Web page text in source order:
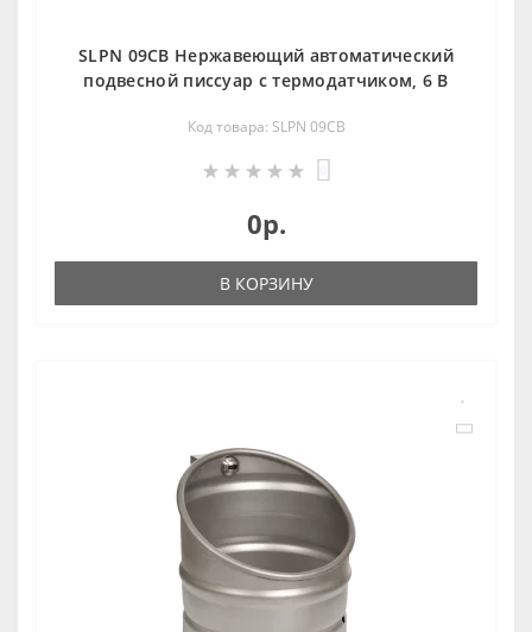
SLPN 09CB Нержавеющий автоматический
подвесной писсуар с термодатчиком, 6 В
Код товара: SLPN 09CB
0р.
В КОРЗИНУ